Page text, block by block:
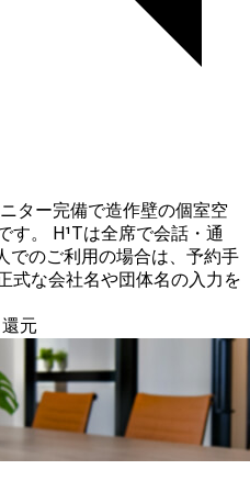
ター完備で造作壁の個室空
話・通
式な会社名や団体名の入力を
元